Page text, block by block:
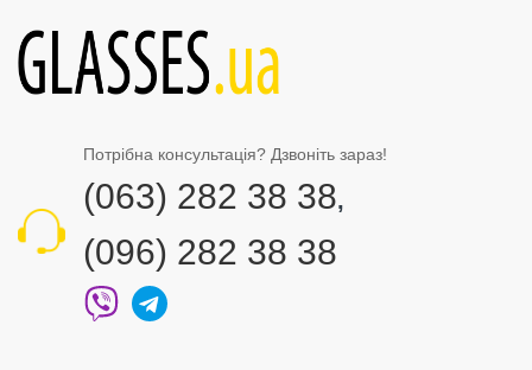
Потрібна консультація? Дзвоніть зараз!
(063) 282 38 38,
(096) 282 38 38